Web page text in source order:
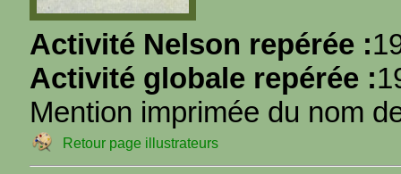
Activité Nelson repérée :
Activité globale repérée :
Mention imprimée du nom
Retour page illustrateurs